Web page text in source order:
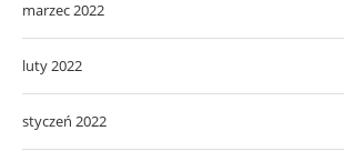
marzec 2022
luty 2022
styczeń 2022